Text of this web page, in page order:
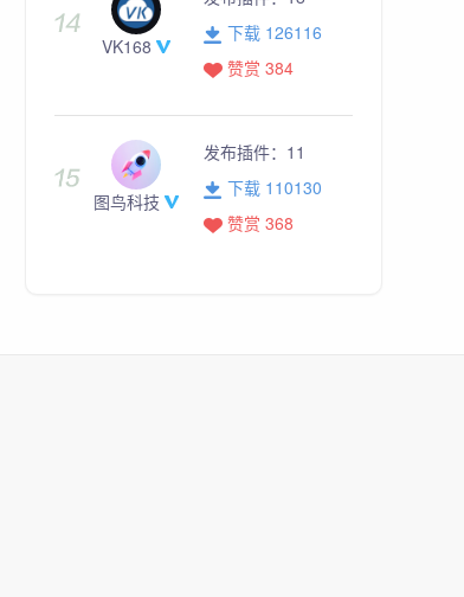
VK168
下载 126116
赞赏 384
图鸟科技
发布插件： 11
下载 110130
赞赏 368